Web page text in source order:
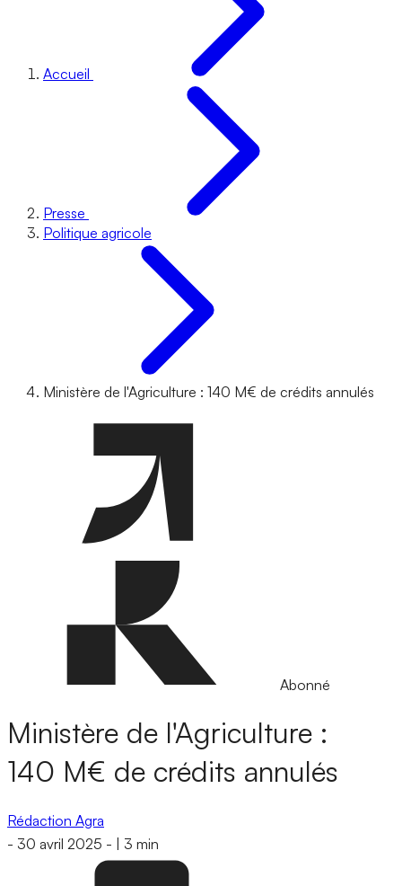
Accueil
Presse
Politique agricole
Ministère de l'Agriculture : 140 M€ de crédits annulés
Abonné
Ministère de l'Agriculture :
140 M€ de crédits annulés
Rédaction Agra
- 30 avril 2025 - 3 min